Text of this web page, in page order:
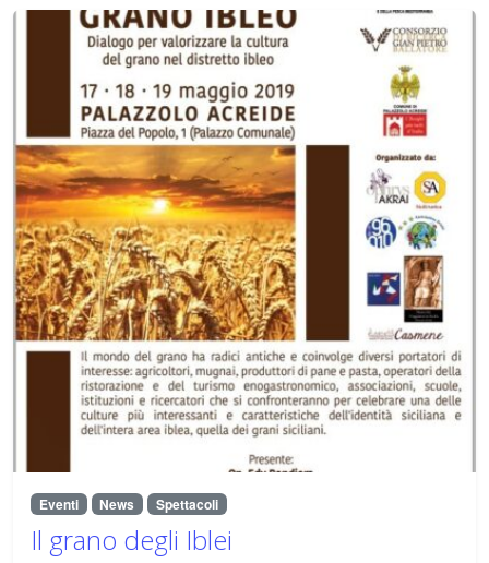
Eventi News Spettacoli
Il grano degli Iblei